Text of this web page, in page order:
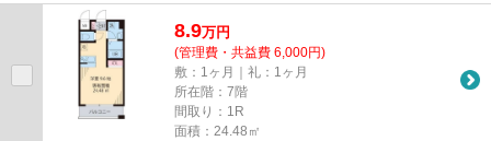
す。周辺に駅が2つあるので電車...
8.9万円
(管理費・共益費 6,000円)
敷：1ヶ月｜礼：1ヶ月
所在階：7階
間取り：1R
面積：24.48㎡